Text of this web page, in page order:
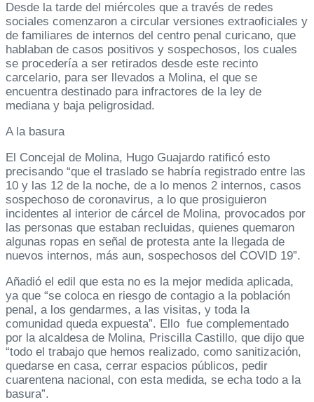
Desde la tarde del miércoles que a través de redes
sociales comenzaron a circular versiones extraoficiales y
de familiares de internos del centro penal curicano, que
hablaban de casos positivos y sospechosos, los cuales
se procedería a ser retirados desde este recinto
carcelario, para ser llevados a Molina, el que se
encuentra destinado para infractores de la ley de
mediana y baja peligrosidad.
A la basura
El Concejal de Molina, Hugo Guajardo ratificó esto
precisando “que el traslado se habría registrado entre las
10 y las 12 de la noche, de a lo menos 2 internos, casos
sospechoso de coronavirus, a lo que prosiguieron
incidentes al interior de cárcel de Molina, provocados por
las personas que estaban recluidas, quienes quemaron
algunas ropas en señal de protesta ante la llegada de
nuevos internos, más aun, sospechosos del COVID 19”.
Añadió el edil que esta no es la mejor medida aplicada,
ya que “se coloca en riesgo de contagio a la población
penal, a los gendarmes, a las visitas, y toda la
comunidad queda expuesta”. Ello fue complementado
por la alcaldesa de Molina, Priscilla Castillo, que dijo que
“todo el trabajo que hemos realizado, como sanitización,
quedarse en casa, cerrar espacios públicos, pedir
cuarentena nacional, con esta medida, se echa todo a la
basura”.